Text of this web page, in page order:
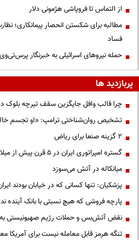
از التماس تا فروپاشی هژمونی دلار
مطالبه برای شکستن انحصار پیمانکاری؛
فساد
حمله نیروهای اسرائیلی به خبرنگار پرس‌تی‌وی
پربازدید ها
چرا قالب وافل جایگزین سقف تیرچه بلوک
تشخیص روان‌شناختی ترامپ: «او تجسم
۲ گزینه صنعا برای ریاض
گستره امپراتوری ایران در ۵ قرن پیش از میلاد؛ تصویری از ایران ۲۵ قرن پیش
میانکاله در آتش می‌سوزد
پزشکیان: تنها کسانی که در خیابان بودند
پارچه فروشی که هیچ نسبتی با بانک آینده
نقض آتش‌بس و حملات رژیم صهیونیستی به
تنگه هرمز قابل معامله نیست برای آمریکا